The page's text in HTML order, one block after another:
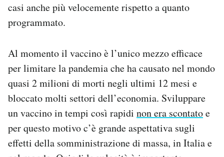
casi anche più velocemente rispetto a quanto
programmato.
Al momento il vaccino è l’unico mezzo efficace
per limitare la pandemia che ha causato nel mondo
quasi 2 milioni di morti negli ultimi 12 mesi e
bloccato molti settori dell’economia. Sviluppare
un vaccino in tempi così rapidi non era scontatoe
per questo motivo c’è grande aspettativa sugli
effetti della somministrazione di massa, in Italia e